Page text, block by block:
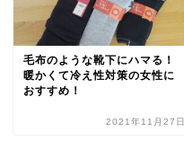
毛布のような靴下にハマる！
暖かくて冷え性対策の女性に
おすすめ！
2021年11月27日